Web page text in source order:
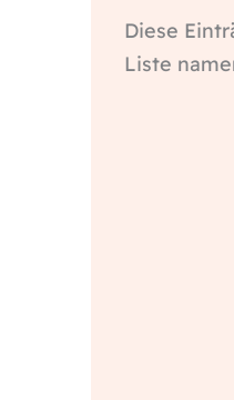
Diese
Liste